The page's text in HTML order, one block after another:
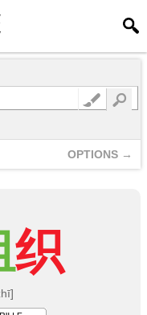
OPTIONS →
织